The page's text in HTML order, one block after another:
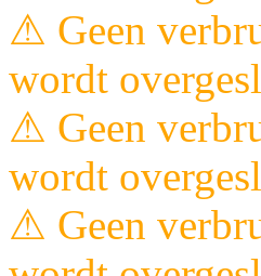
⚠ Geen
wordt
⚠ Geen
wordt
⚠ Geen